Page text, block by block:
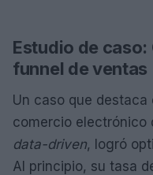
Estudio de
funnel de ventas
Un caso que destaca
comercio electrónico
data-driven, logró
Al principio, su tasa